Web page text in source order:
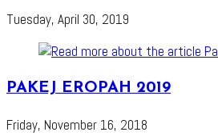
Tuesday, April 30, 2019
PAKEJ EROPAH 2019
Friday, November 16, 2018